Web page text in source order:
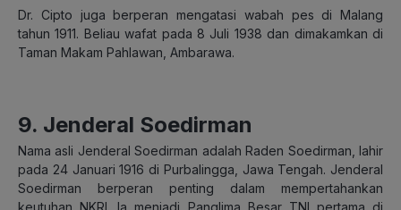
Dr. Cipto juga berperan mengatasi wabah pes di Malang
tahun 1911. Beliau wafat pada 8 Juli 1938 dan dimakamkan di
Taman Makam Pahlawan, Ambarawa.
9. Jenderal Soedirman
Nama asli Jenderal Soedirman adalah Raden Soedirman, lahir
pada 24 Januari 1916 di Purbalingga, Jawa Tengah. Jenderal
Soedirman berperan penting dalam mempertahankan
keutuhan NKRI. Ia menjadi Panglima Besar TNI pertama di